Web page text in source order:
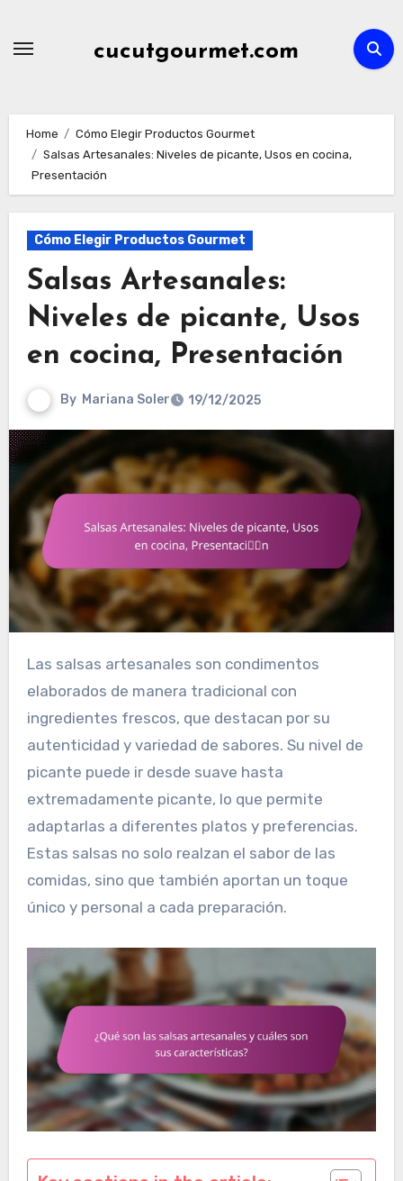
cucutgourmet.com
Home
Cómo Elegir Productos Gourmet
Salsas Artesanales: Niveles de picante, Usos en cocina,
Presentación
Cómo Elegir Productos Gourmet
Salsas Artesanales:
Niveles de picante, Usos
en cocina, Presentación
By Mariana Soler 19/12/2025
Las salsas artesanales son condimentos
elaborados de manera tradicional con
ingredientes frescos, que destacan por su
autenticidad y variedad de sabores. Su nivel de
picante puede ir desde suave hasta
extremadamente picante, lo que permite
adaptarlas a diferentes platos y preferencias.
Estas salsas no solo realzan el sabor de las
comidas, sino que también aportan un toque
único y personal a cada preparación.